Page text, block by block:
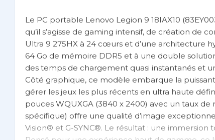
Le PC portable Lenovo Legion 9 18IAX10
qu’il s’agisse de gaming intensif, de création de
Ultra 9 275HX à 24 cœurs et d’une architecture
64 Go de mémoire DDR5 et à une double
des temps de chargement quasi instantanés et
Côté graphique, ce modèle embarque la
gérer les jeux les plus récents en ultra haute
pouces WQUXGA (3840 x 2400) avec un taux
spécifique) offre une qualité d’image
Vision® et G-SYNC®. Le résultat : une